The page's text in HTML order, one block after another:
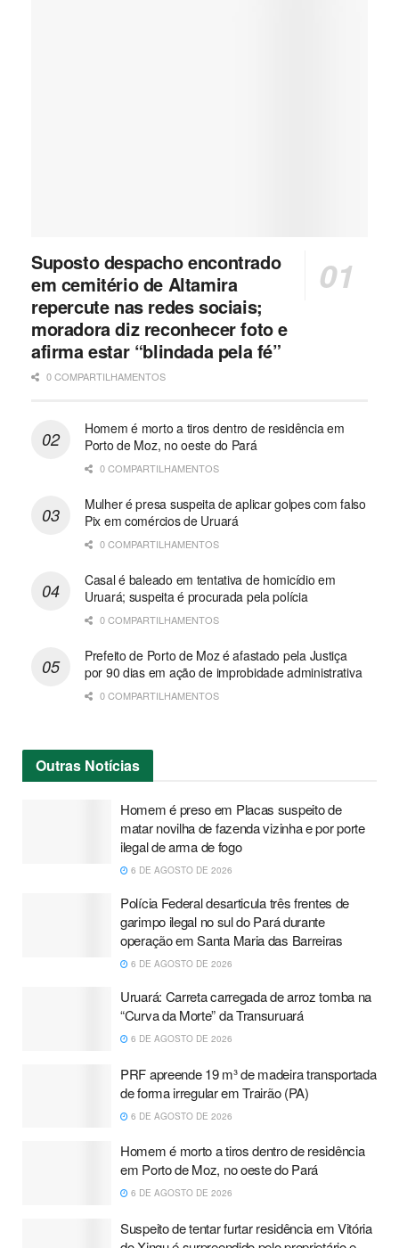
Suposto despacho encontrado
em cemitério de Altamira
repercute nas redes sociais;
moradora diz reconhecer foto e
afirma estar “blindada pela fé”
0 COMPARTILHAMENTOS
Homem é morto a tiros dentro de residência em
Porto de Moz, no oeste do Pará
0 COMPARTILHAMENTOS
Mulher é presa suspeita de aplicar golpes com falso
Pix em comércios de Uruará
0 COMPARTILHAMENTOS
Casal é baleado em tentativa de homicídio em
Uruará; suspeita é procurada pela polícia
0 COMPARTILHAMENTOS
Prefeito de Porto de Moz é afastado pela Justiça
por 90 dias em ação de improbidade administrativa
0 COMPARTILHAMENTOS
Outras Notícias
Homem é preso em Placas suspeito de
matar novilha de fazenda vizinha e por porte
ilegal de arma de fogo
6 DE AGOSTO DE 2026
Polícia Federal desarticula três frentes de
garimpo ilegal no sul do Pará durante
operação em Santa Maria das Barreiras
6 DE AGOSTO DE 2026
Uruará: Carreta carregada de arroz tomba na
“Curva da Morte” da Transuruará
6 DE AGOSTO DE 2026
PRF apreende 19 m³ de madeira transportada
de forma irregular em Trairão (PA)
6 DE AGOSTO DE 2026
Homem é morto a tiros dentro de residência
em Porto de Moz, no oeste do Pará
6 DE AGOSTO DE 2026
Suspeito de tentar furtar residência em Vitória